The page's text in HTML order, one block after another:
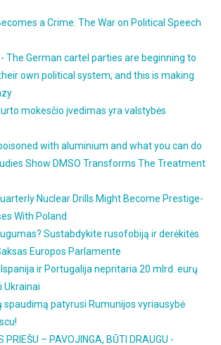
a Crime: The War on Political Speech
The German cartel parties are beginning to
own political system, and this is making
mokesčio įvedimas yra valstybės
with aluminium and what you can do
Show DMSO Transforms The Treatment
Nuclear Drills Might Become Prestige-
With Poland
Sustabdykite rusofobiją ir derėkitės
Europos Parlamente
Ispanija ir Portugalija nepritaria 20 mlrd. eurų
Ukrainai
spaudimą patyrusi Rumunijos vyriausybė
PRIEŠU – PAVOJINGA, BŪTI DRAUGU -